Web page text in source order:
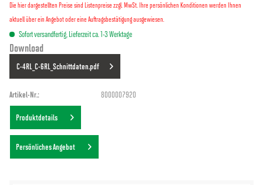
Die hier dargestellten Preise sind Listenpreise zzgl. MwSt. Ihre persönlichen Konditionen werden Ihnen
aktuell über ein Angebot oder eine Auftragsbestätigung ausgewiesen.
Sofort versandfertig, Lieferzeit ca. 1-3 Werktage
Download
C-4RL_C-6RL_Schnittdaten.pdf
Artikel-Nr.: 8000007920
Produktdetails
Persönliches Angebot